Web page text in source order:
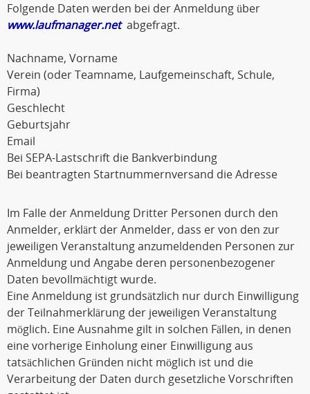
Folgende Daten werden bei der Anmeldung über
www.laufmanager.netabgefragt.
Nachname, Vorname
Verein (oder Teamname, Laufgemeinschaft, Schule,
Firma)
Geschlecht
Geburtsjahr
Email
Bei SEPA-Lastschrift die Bankverbindung
Bei beantragten Startnummernversand die Adresse
Im Falle der Anmeldung Dritter Personen durch den
Anmelder, erklärt der Anmelder, dass er von den zur
jeweiligen Veranstaltung anzumeldenden Personen zur
Anmeldung und Angabe deren personenbezogener
Daten bevollmächtigt wurde.
Eine Anmeldung ist grundsätzlich nur durch Einwilligung
der Teilnahmerklärung der jeweiligen Veranstaltung
möglich. Eine Ausnahme gilt in solchen Fällen, in denen
eine vorherige Einholung einer Einwilligung aus
tatsächlichen Gründen nicht möglich ist und die
Verarbeitung der Daten durch gesetzliche Vorschriften